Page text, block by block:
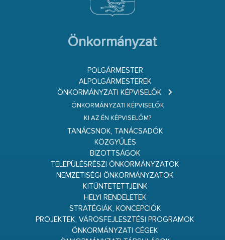
Önkormányzat
POLGÁRMESTER
ALPOLGÁRMESTEREK
ÖNKORMÁNYZATI KÉPVISELŐK
ÖNKORMÁNYZATI KÉPVISELŐK
KI AZ ÉN KÉPVISELŐM?
TANÁCSNOK, TANÁCSADÓK
KÖZGYŰLÉS
BIZOTTSÁGOK
TELEPÜLÉSRÉSZI ÖNKORMÁNYZATOK
NEMZETISÉGI ÖNKORMÁNYZATOK
KITÜNTETETTJEINK
HELYI RENDELETEK
STRATÉGIÁK, KONCEPCIÓK
PROJEKTEK, VÁROSFEJLESZTÉSI PROGRAMOK
ÖNKORMÁNYZATI CÉGEK